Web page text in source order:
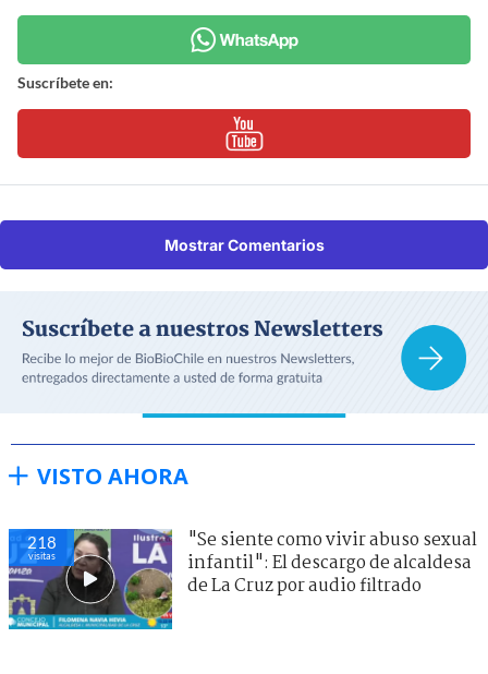
Suscríbete en:
Mostrar Comentarios
VISTO AHORA
218
visitas
"Se siente como vivir abuso sexual
infantil": El descargo de alcaldesa
de La Cruz por audio filtrado